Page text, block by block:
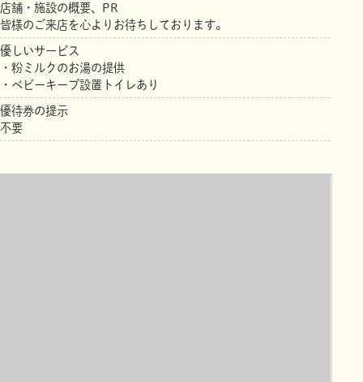
店舗・施設の概要、PR
皆様のご来店を心よりお待ちしております。
優しいサービス
・粉ミルクのお湯の提供
・ベビーキープ設置トイレあり
優待券の提示
不要